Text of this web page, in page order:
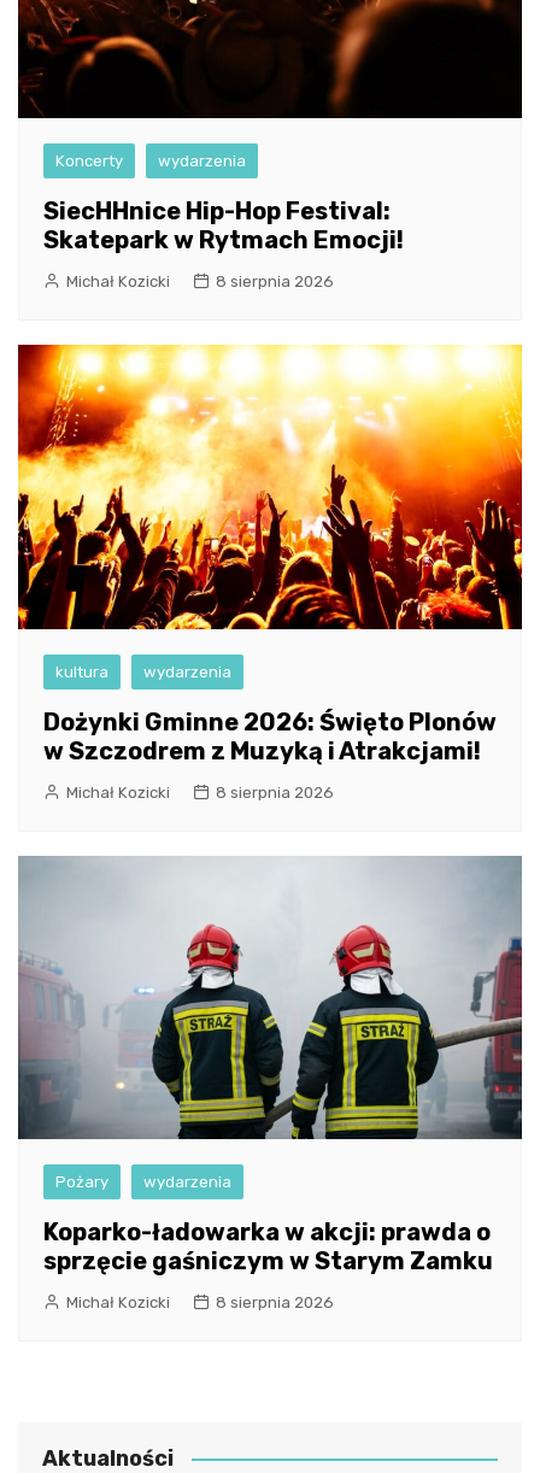
Koncerty wydarzenia
SiecHHnice Hip-Hop Festival:
Skatepark w Rytmach Emocji!
Michał Kozicki 8 sierpnia 2026
kultura wydarzenia
Dożynki Gminne 2026: Święto Plonów
w Szczodrem z Muzyką i Atrakcjami!
Michał Kozicki 8 sierpnia 2026
Pożary wydarzenia
Koparko-ładowarka w akcji: prawda o
sprzęcie gaśniczym w Starym Zamku
Michał Kozicki 8 sierpnia 2026
Aktualności